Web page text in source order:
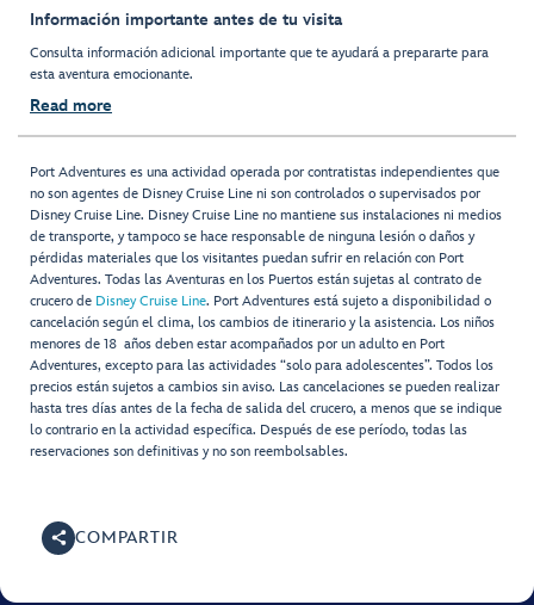
Información importante antes de tu visita
Consulta información adicional importante que te ayudará a prepararte para
esta aventura emocionante.
Read more
Port Adventures es una actividad operada por contratistas independientes que
no son agentes de Disney Cruise Line ni son controlados o supervisados por
Disney Cruise Line. Disney Cruise Line no mantiene sus instalaciones ni medios
de transporte, y tampoco se hace responsable de ninguna lesión o daños y
pérdidas materiales que los visitantes puedan sufrir en relación con Port
Adventures. Todas las Aventuras en los Puertos están sujetas al contrato de
crucero de Disney Cruise Line. Port Adventures está sujeto a disponibilidad o
cancelación según el clima, los cambios de itinerario y la asistencia. Los niños
menores de 18 años deben estar acompañados por un adulto en Port
Adventures, excepto para las actividades “solo para adolescentes”. Todos los
precios están sujetos a cambios sin aviso. Las cancelaciones se pueden realizar
hasta tres días antes de la fecha de salida del crucero, a menos que se indique
lo contrario en la actividad específica. Después de ese período, todas las
reservaciones son definitivas y no son reembolsables.
COMPARTIR